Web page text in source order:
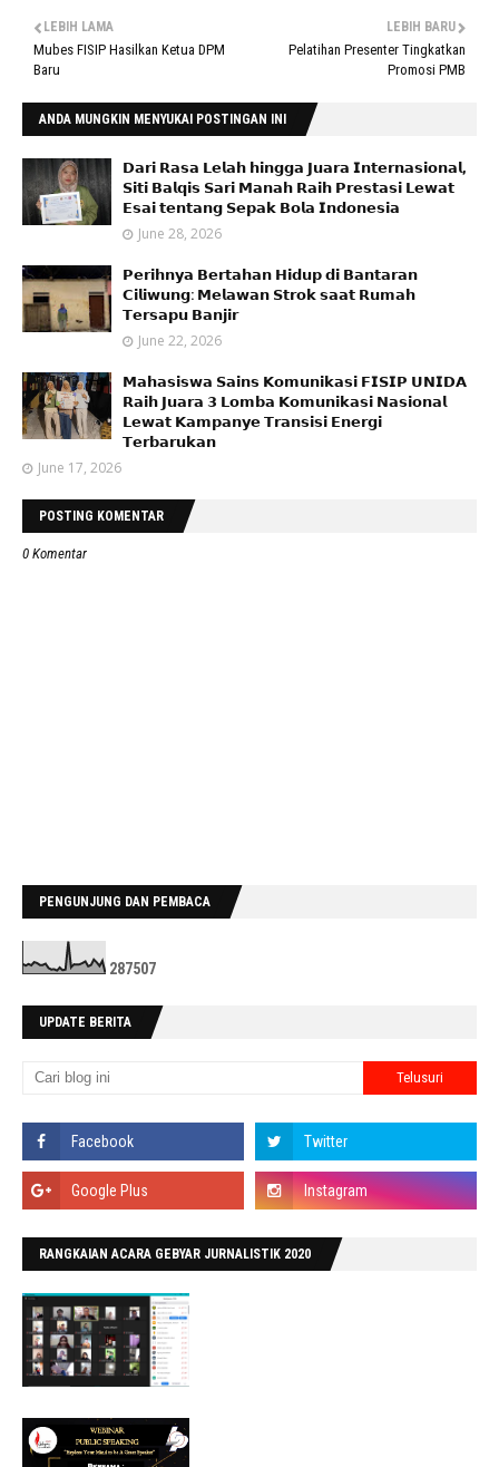
LEBIH BARU
Pelatihan Presenter Tingkatkan
Promosi PMB
LEBIH LAMA
Mubes FISIP Hasilkan Ketua DPM
Baru
ANDA MUNGKIN MENYUKAI POSTINGAN INI
𝗗𝗮𝗿𝗶 𝗥𝗮𝘀𝗮 𝗟𝗲𝗹𝗮𝗵 𝗵𝗶𝗻𝗴𝗴𝗮 𝗝𝘂𝗮𝗿𝗮 𝗜𝗻𝘁𝗲𝗿𝗻𝗮𝘀𝗶𝗼𝗻𝗮𝗹,
𝗦𝗶𝘁𝗶 𝗕𝗮𝗹𝗾𝗶𝘀 𝗦𝗮𝗿𝗶 𝗠𝗮𝗻𝗮𝗵 𝗥𝗮𝗶𝗵 𝗣𝗿𝗲𝘀𝘁𝗮𝘀𝗶 𝗟𝗲𝘄𝗮𝘁
𝗘𝘀𝗮𝗶 𝘁𝗲𝗻𝘁𝗮𝗻𝗴 𝗦𝗲𝗽𝗮𝗸 𝗕𝗼𝗹𝗮 𝗜𝗻𝗱𝗼𝗻𝗲𝘀𝗶𝗮
June 28, 2026
𝗣𝗲𝗿𝗶𝗵𝗻𝘆𝗮 𝗕𝗲𝗿𝘁𝗮𝗵𝗮𝗻 𝗛𝗶𝗱𝘂𝗽 𝗱𝗶 𝗕𝗮𝗻𝘁𝗮𝗿𝗮𝗻
𝗖𝗶𝗹𝗶𝘄𝘂𝗻𝗴: 𝗠𝗲𝗹𝗮𝘄𝗮𝗻 𝗦𝘁𝗿𝗼𝗸 𝘀𝗮𝗮𝘁 𝗥𝘂𝗺𝗮𝗵
𝗧𝗲𝗿𝘀𝗮𝗽𝘂 𝗕𝗮𝗻𝗷𝗶𝗿
June 22, 2026
𝗠𝗮𝗵𝗮𝘀𝗶𝘀𝘄𝗮 𝗦𝗮𝗶𝗻𝘀 𝗞𝗼𝗺𝘂𝗻𝗶𝗸𝗮𝘀𝗶 𝗙𝗜𝗦𝗜𝗣 𝗨𝗡𝗜𝗗𝗔
𝗥𝗮𝗶𝗵 𝗝𝘂𝗮𝗿𝗮 𝟯 𝗟𝗼𝗺𝗯𝗮 𝗞𝗼𝗺𝘂𝗻𝗶𝗸𝗮𝘀𝗶 𝗡𝗮𝘀𝗶𝗼𝗻𝗮𝗹
𝗟𝗲𝘄𝗮𝘁 𝗞𝗮𝗺𝗽𝗮𝗻𝘆𝗲 𝗧𝗿𝗮𝗻𝘀𝗶𝘀𝗶 𝗘𝗻𝗲𝗿𝗴𝗶
𝗧𝗲𝗿𝗯𝗮𝗿𝘂𝗸𝗮𝗻
June 17, 2026
POSTING KOMENTAR
0 Komentar
PENGUNJUNG DAN PEMBACA
287507
UPDATE BERITA
RANGKAIAN ACARA GEBYAR JURNALISTIK 2020